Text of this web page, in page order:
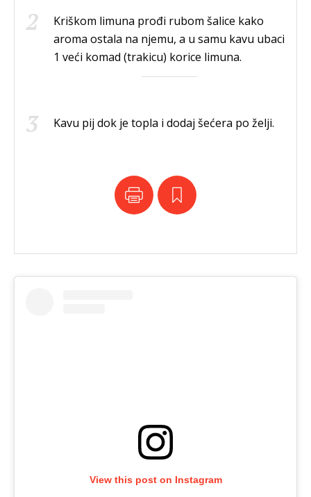
Kriškom limuna prođi rubom šalice kako
aroma ostala na njemu, a u samu kavu ubaci
1 veći komad (trakicu) korice limuna.
Kavu pij dok je topla i dodaj šećera po želji.
View this post on Instagram